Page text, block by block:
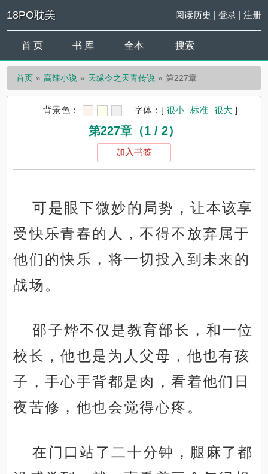
18PO耽美 阅读历史 | 登录| 注册
首 页 书 库 全本 搜索
首页 高辣小说 天缘令之天青传说 第227章
背景色： 字体： [ 很小 标准 很大 ]
第227章（1 / 2）
加入书签
可是眼下微妙的局势，让本该享
受快乐青春的人，不得不放弃属于
他们的快乐，将一切投入到未来的
战场。
邵子烨不仅是教育部长，和一位
校长，他也是为人父母，他也有孩
子，手心手背都是肉，看着他们日
夜苦修，他也会觉得心疼。
在门口站了二十分钟，腿麻了都